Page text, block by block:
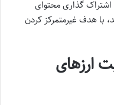
اشتراک گذاری محتوای
با هدف غیرمتمرکز کردن
ارزهای